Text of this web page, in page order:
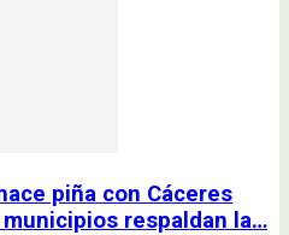
piña con Cáceres
respaldan la…